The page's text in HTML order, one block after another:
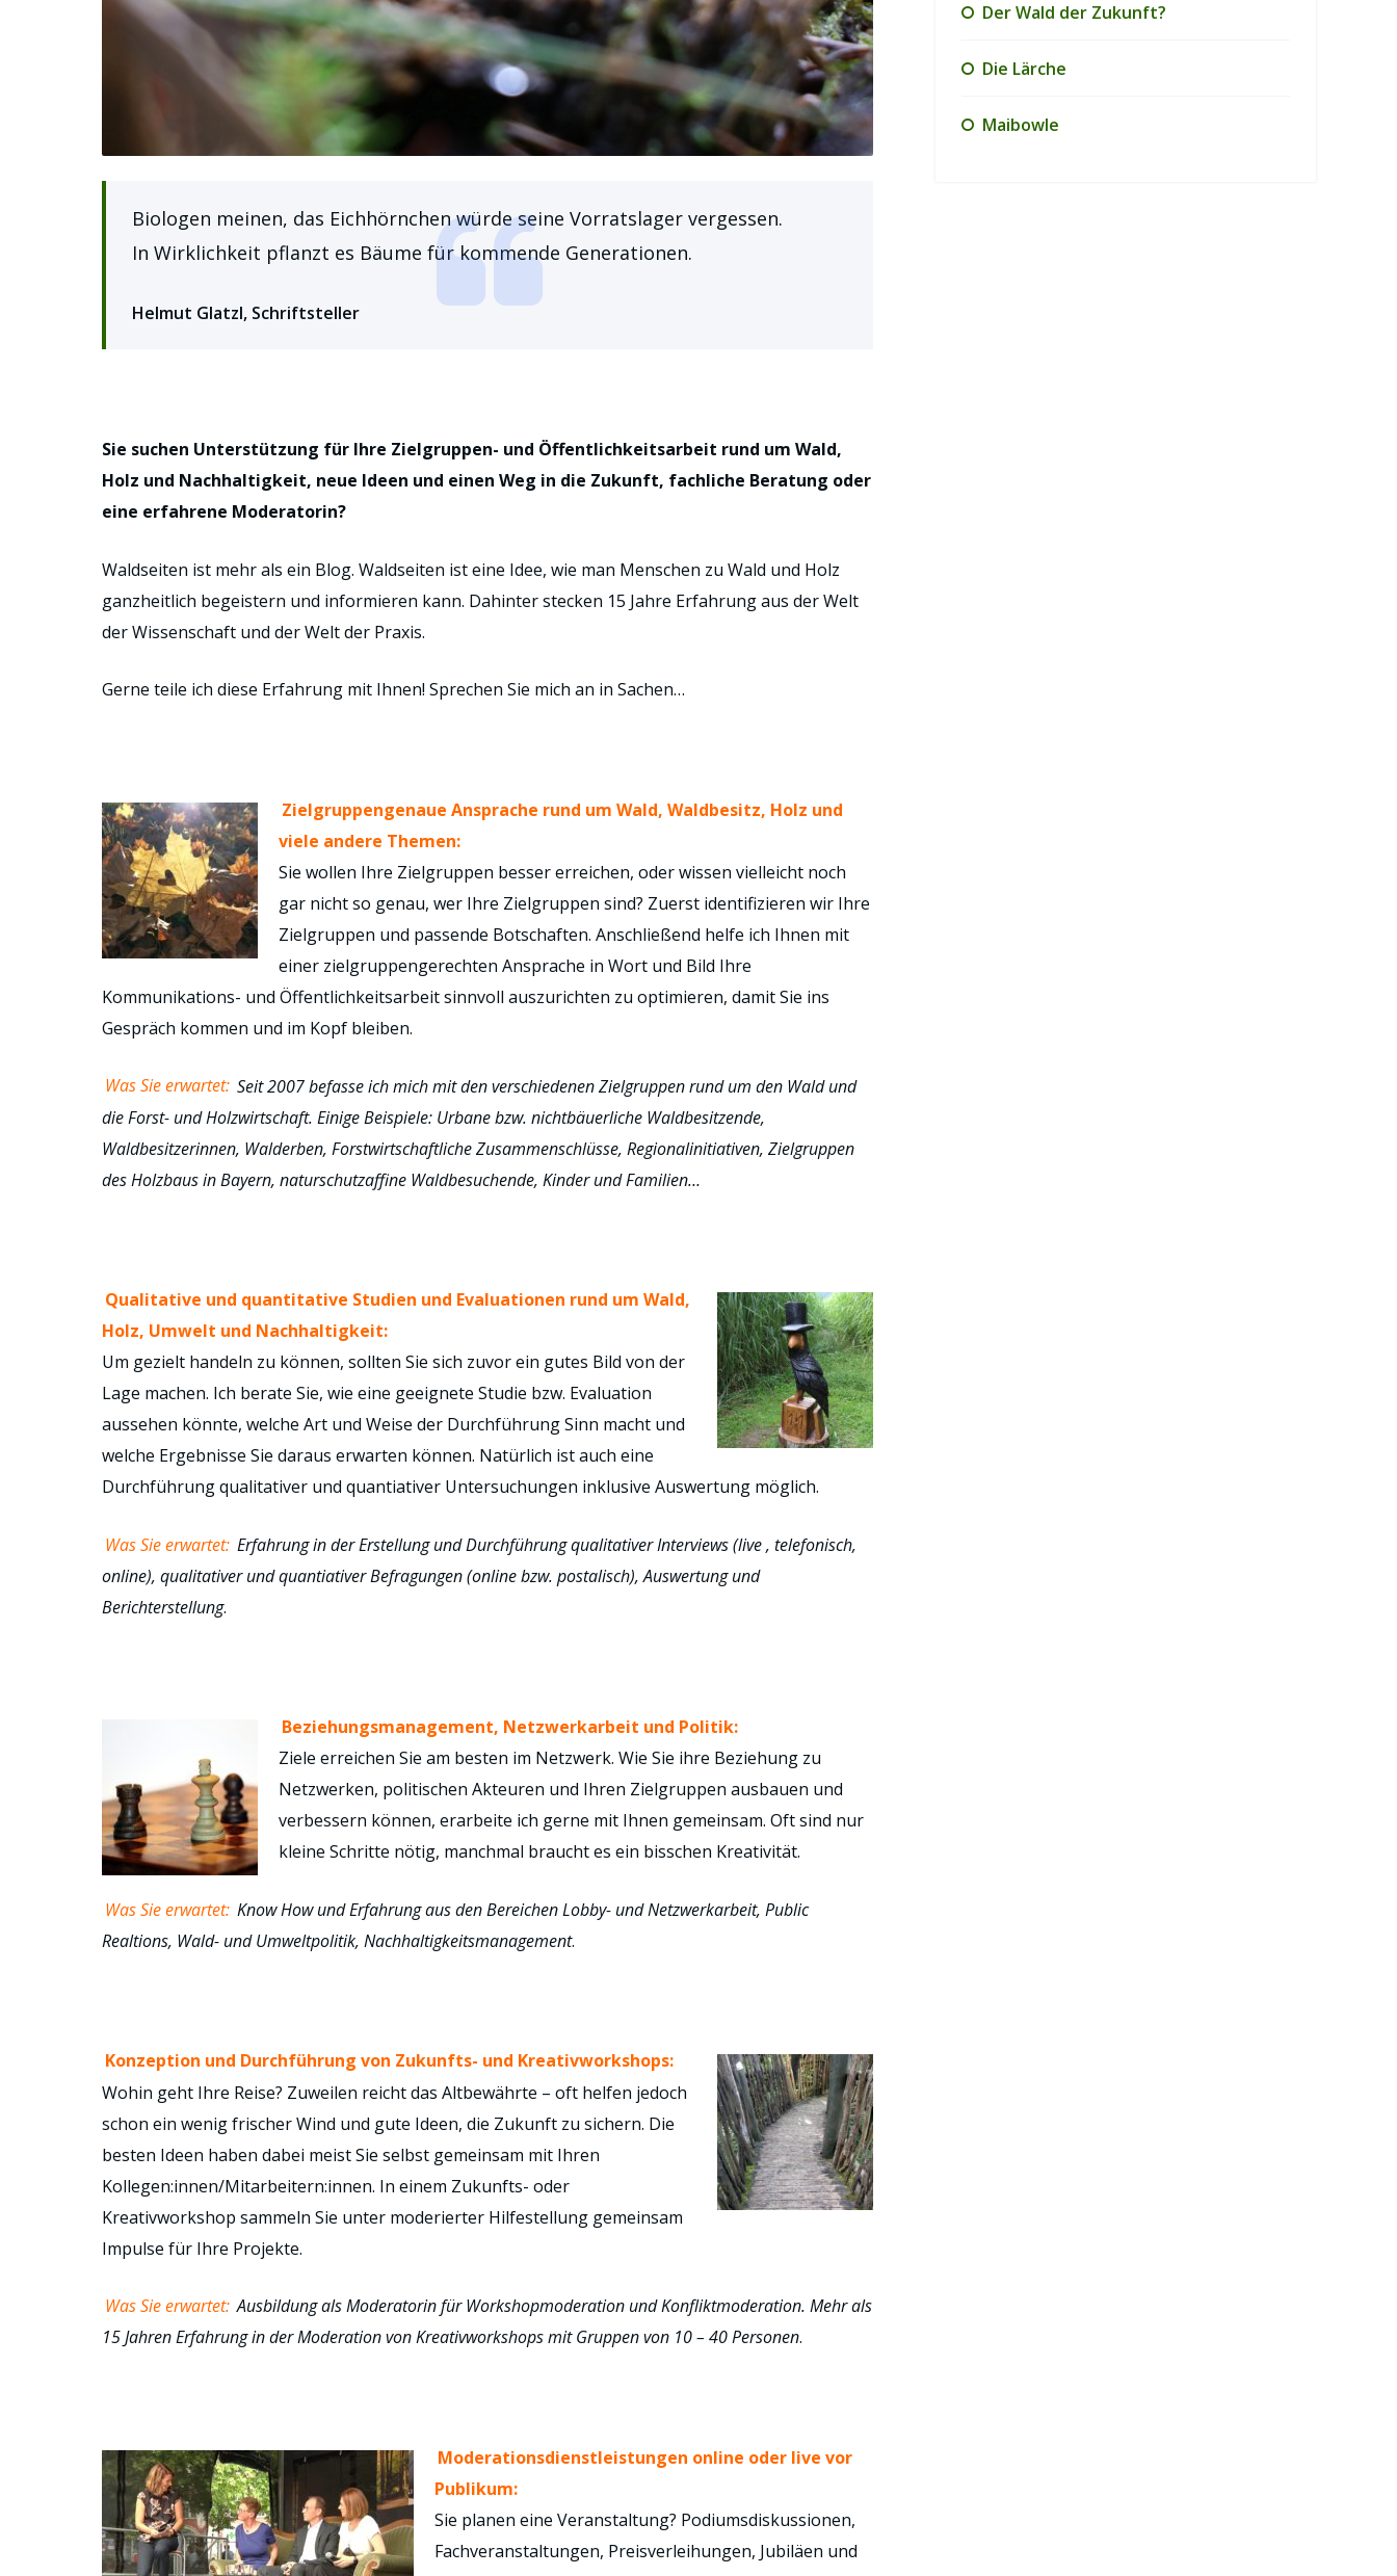
Biologen meinen, das Eichhörnchen würde seine Vorratslager vergessen.
In Wirklichkeit pflanzt es Bäume für kommende Generationen.
Helmut Glatzl, Schriftsteller
Sie suchen Unterstützung für Ihre Zielgruppen- und Öffentlichkeitsarbeit rund um Wald,
Holz und Nachhaltigkeit, neue Ideen und einen Weg in die Zukunft, fachliche Beratung oder
eine erfahrene Moderatorin?
Waldseiten ist mehr als ein Blog. Waldseiten ist eine Idee, wie man Menschen zu Wald und Holz
ganzheitlich begeistern und informieren kann. Dahinter stecken 15 Jahre Erfahrung aus der Welt
der Wissenschaft und der Welt der Praxis.
Gerne teile ich diese Erfahrung mit Ihnen! Sprechen Sie mich an in Sachen…
Zielgruppengenaue Ansprache rund um Wald, Waldbesitz, Holz und
viele andere Themen:
Sie wollen Ihre Zielgruppen besser erreichen, oder wissen vielleicht noch
gar nicht so genau, wer Ihre Zielgruppen sind? Zuerst identifizieren wir Ihre
Zielgruppen und passende Botschaften. Anschließend helfe ich Ihnen mit
einer zielgruppengerechten Ansprache in Wort und Bild Ihre
Kommunikations- und Öffentlichkeitsarbeit sinnvoll auszurichten zu optimieren, damit Sie ins
Gespräch kommen und im Kopf bleiben.
Was Sie erwartet: Seit 2007 befasse ich mich mit den verschiedenen Zielgruppen rund um den Wald und
die Forst- und Holzwirtschaft. Einige Beispiele: Urbane bzw. nichtbäuerliche Waldbesitzende,
Waldbesitzerinnen, Walderben, Forstwirtschaftliche Zusammenschlüsse, Regionalinitiativen, Zielgruppen
des Holzbaus in Bayern, naturschutzaffine Waldbesuchende, Kinder und Familien…
Qualitative und quantitative Studien und Evaluationen rund um Wald,
Holz, Umwelt und Nachhaltigkeit:
Um gezielt handeln zu können, sollten Sie sich zuvor ein gutes Bild von der
Lage machen. Ich berate Sie, wie eine geeignete Studie bzw. Evaluation
aussehen könnte, welche Art und Weise der Durchführung Sinn macht und
welche Ergebnisse Sie daraus erwarten können. Natürlich ist auch eine
Durchführung qualitativer und quantiativer Untersuchungen inklusive Auswertung möglich.
Was Sie erwartet: Erfahrung in der Erstellung und Durchführung qualitativer Interviews (live , telefonisch,
online), qualitativer und quantiativer Befragungen (online bzw. postalisch), Auswertung und
Berichterstellung.
Beziehungsmanagement, Netzwerkarbeit und Politik:
Ziele erreichen Sie am besten im Netzwerk. Wie Sie ihre Beziehung zu
Netzwerken, politischen Akteuren und Ihren Zielgruppen ausbauen und
verbessern können, erarbeite ich gerne mit Ihnen gemeinsam. Oft sind nur
kleine Schritte nötig, manchmal braucht es ein bisschen Kreativität.
Was Sie erwartet: Know How und Erfahrung aus den Bereichen Lobby- und Netzwerkarbeit, Public
Realtions, Wald- und Umweltpolitik, Nachhaltigkeitsmanagement.
Konzeption und Durchführung von Zukunfts- und Kreativworkshops:
Wohin geht Ihre Reise? Zuweilen reicht das Altbewährte – oft helfen jedoch
schon ein wenig frischer Wind und gute Ideen, die Zukunft zu sichern. Die
besten Ideen haben dabei meist Sie selbst gemeinsam mit Ihren
Kollegen:innen/Mitarbeitern:innen. In einem Zukunfts- oder
Kreativworkshop sammeln Sie unter moderierter Hilfestellung gemeinsam
Impulse für Ihre Projekte.
Was Sie erwartet: Ausbildung als Moderatorin für Workshopmoderation und Konfliktmoderation. Mehr als
15 Jahren Erfahrung in der Moderation von Kreativworkshops mit Gruppen von 10 – 40 Personen.
Moderationsdienstleistungen online oder live vor
Publikum:
Sie planen eine Veranstaltung? Podiumsdiskussionen,
Fachveranstaltungen, Preisverleihungen, Jubiläen und
Der Wald der Zukunft?
Die Lärche
Maibowle